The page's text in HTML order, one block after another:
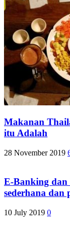
Makanan
itu Adalah
28 November 2019
E-Banking dan
sederhana dan
10 July 2019 0